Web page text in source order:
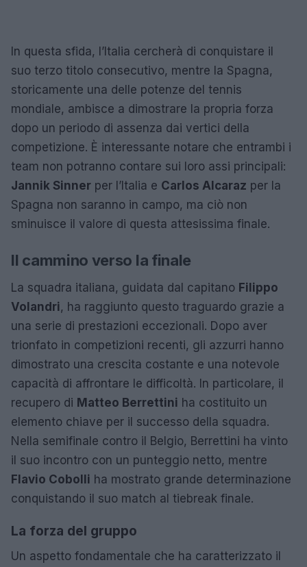
In questa sfida, l’Italia cercherà di conquistare il
suo terzo titolo consecutivo, mentre la Spagna,
storicamente una delle potenze del tennis
mondiale, ambisce a dimostrare la propria forza
dopo un periodo di assenza dai vertici della
competizione. È interessante notare che entrambi i
team non potranno contare sui loro assi principali:
Jannik Sinner per l’Italia e Carlos Alcaraz per la
Spagna non saranno in campo, ma ciò non
sminuisce il valore di questa attesissima finale.
Il cammino verso la finale
La squadra italiana, guidata dal capitano Filippo
Volandri, ha raggiunto questo traguardo grazie a
una serie di prestazioni eccezionali. Dopo aver
trionfato in competizioni recenti, gli azzurri hanno
dimostrato una crescita costante e una notevole
capacità di affrontare le difficoltà. In particolare, il
recupero di Matteo Berrettini ha costituito un
elemento chiave per il successo della squadra.
Nella semifinale contro il Belgio, Berrettini ha vinto
il suo incontro con un punteggio netto, mentre
Flavio Cobolli ha mostrato grande determinazione
conquistando il suo match al tiebreak finale.
La forza del gruppo
Un aspetto fondamentale che ha caratterizzato il